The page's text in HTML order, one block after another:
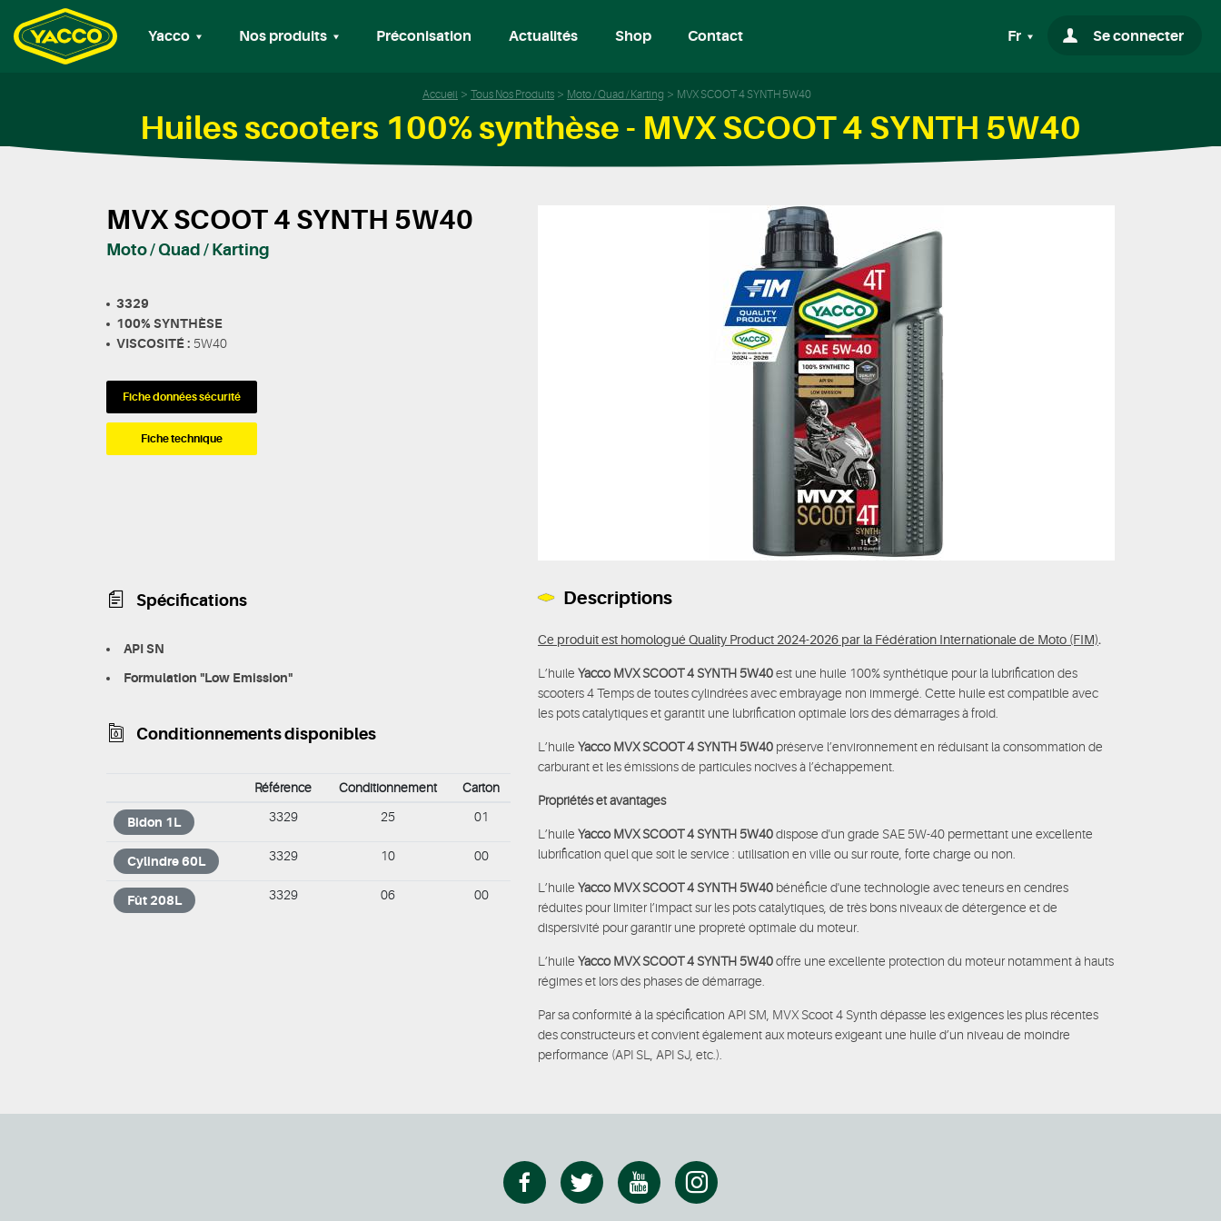
Fr Se connecter
Yacco Nos produits Préconisation Actualités Shop Contact
Accueil Tous Nos Produits Moto / Quad / Karting MVX SCOOT 4 SYNTH 5W40
Huiles scooters 100% synthèse - MVX SCOOT 4 SYNTH 5W40
MVX SCOOT 4 SYNTH 5W40
Moto / Quad / Karting
3329
100% SYNTHÈSE
VISCOSITÉ : 5W40
Fiche données sécurité
Fiche technique
Spécifications
API SN
Formulation "Low Emission"
Conditionnements disponibles
Référence Conditionnement Carton
Bidon 1L 3329 25 01
Cylindre 60L 3329 10 00
Fût 208L 3329 06 00
Descriptions
Ce produit est homologué Quality Product 2024-2026 par la Fédération Internationale de Moto (FIM).
L’huile Yacco MVX SCOOT 4 SYNTH 5W40est une huile 100% synthétique pour la lubrification des
scooters 4 Temps de toutes cylindrées avec embrayage non immergé. Cette huile est compatible avec
les pots catalytiques et garantit une lubrification optimale lors des démarrages à froid.
L’huile Yacco MVX SCOOT 4 SYNTH 5W40 préserve l’environnement en réduisant la consommation de
carburant et les émissions de particules nocives à l’échappement.
Propriétés et avantages
L’huile Yacco MVX SCOOT 4 SYNTH 5W40dispose d'un grade SAE 5W-40 permettant une excellente
lubrification quel que soit le service : utilisation en ville ou sur route, forte charge ou non.
L’huile Yacco MVX SCOOT 4 SYNTH 5W40 bénéficie d'une technologie avec teneurs en cendres
réduites pour limiter l’impact sur les pots catalytiques, de très bons niveaux de détergence et de
dispersivité pour garantir une propreté optimale du moteur.
L’huile Yacco MVX SCOOT 4 SYNTH 5W40offre une excellente protection du moteur notamment à hauts
régimes et lors des phases de démarrage.
Par sa conformité à la spécification API SM, MVX Scoot 4 Synth dépasse les exigences les plus récentes
des constructeurs et convient également aux moteurs exigeant une huile d’un niveau de moindre
performance (API SL, API SJ, etc.).